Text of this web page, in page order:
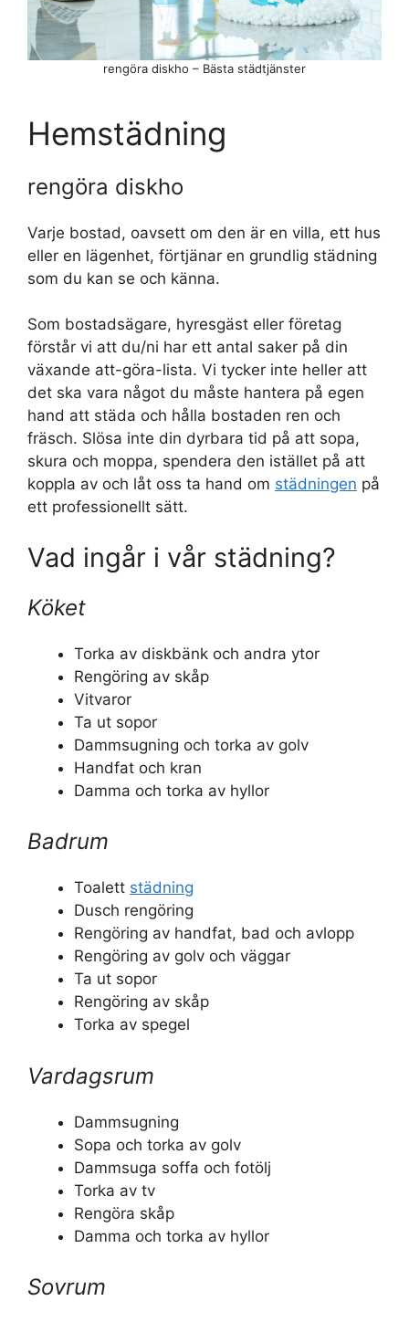
rengöra diskho – Bästa städtjänster
Hemstädning
rengöra diskho
Varje bostad, oavsett om den är en villa, ett hus
eller en lägenhet, förtjänar en grundlig städning
som du kan se och känna.
Som bostadsägare, hyresgäst eller företag
förstår vi att du/ni har ett antal saker på din
växande att-göra-lista. Vi tycker inte heller att
det ska vara något du måste hantera på egen
hand att städa och hålla bostaden ren och
fräsch. Slösa inte din dyrbara tid på att sopa,
skura och moppa, spendera den istället på att
koppla av och låt oss ta hand om städningen på
ett professionellt sätt.
Vad ingår i vår städning?
Köket
Torka av diskbänk och andra ytor
Rengöring av skåp
Vitvaror
Ta ut sopor
Dammsugning och torka av golv
Handfat och kran
Damma och torka av hyllor
Badrum
Toalett städning
Dusch rengöring
Rengöring av handfat, bad och avlopp
Rengöring av golv och väggar
Ta ut sopor
Rengöring av skåp
Torka av spegel
Vardagsrum
Dammsugning
Sopa och torka av golv
Dammsuga soffa och fotölj
Torka av tv
Rengöra skåp
Damma och torka av hyllor
Sovrum